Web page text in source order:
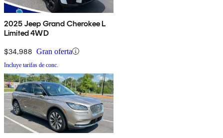
2025 Jeep Grand Cherokee L
Limited 4WD
$34,988 Gran oferta
Incluye tarifas de conc.